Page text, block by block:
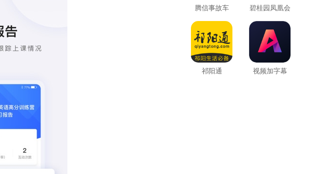
腾信事故车 碧桂园凤凰会
祁阳通 视频加字幕